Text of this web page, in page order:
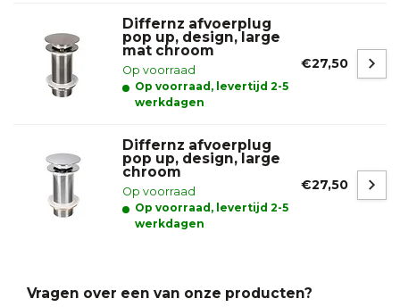
Differnz afvoerplug
pop up, design, large
mat chroom
Op voorraad
Op voorraad, levertijd 2-5
werkdagen
€27,50
Differnz afvoerplug
pop up, design, large
chroom
Op voorraad
Op voorraad, levertijd 2-5
werkdagen
€27,50
Vragen over een van onze producten?